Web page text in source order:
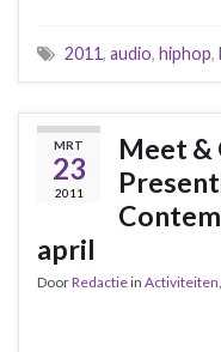
2011, audio, hiphop,
MRT
23
2011
Meet &
april
DoorRedactiein Activiteiten,